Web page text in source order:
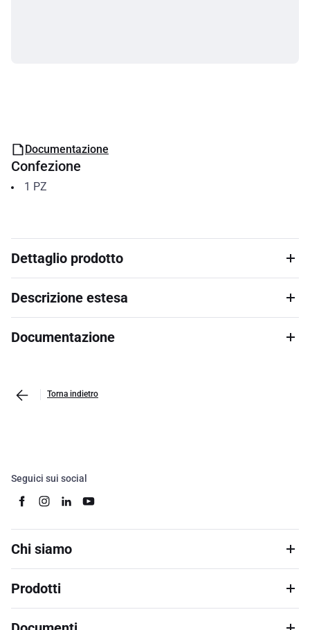
Documentazione
Confezione
1 PZ
Dettaglio prodotto
Descrizione estesa
Documentazione
Torna indietro
Seguici sui social
Chi siamo
Prodotti